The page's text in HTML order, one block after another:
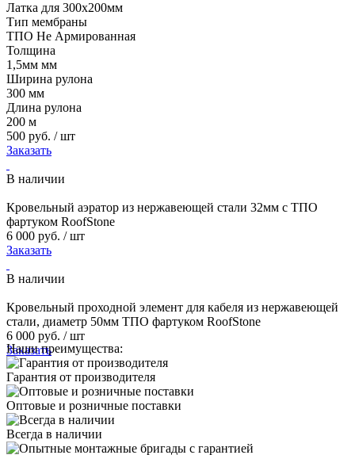
Латка для 300х200мм
Тип мембраны
ТПО Не Армированная
Толщина
1,5мм мм
Ширина рулона
300 мм
Длина рулона
200 м
500 руб. / шт
Заказать
В наличии
Кровельный аэратор из нержавеющей стали 32мм с ТПО
фартуком RoofStone
6 000 руб. / шт
Заказать
В наличии
Кровельный проходной элемент для кабеля из нержавеющей
стали, диаметр 50мм ТПО фартуком RoofStone
6 000 руб. / шт
Заказать
Наши преимущества:
Гарантия от производителя
Оптовые и розничные поставки
Всегда в наличии